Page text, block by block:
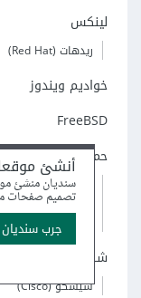
لينكس
ريدهات (Red Hat)
خواديم ويندوز
FreeBSD
حماية
الجدران النارية
VPN
شبكات
سيسكو (Cisco)